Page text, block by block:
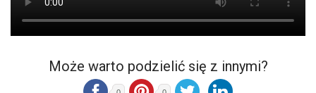
Może warto podzielić się z innymi?